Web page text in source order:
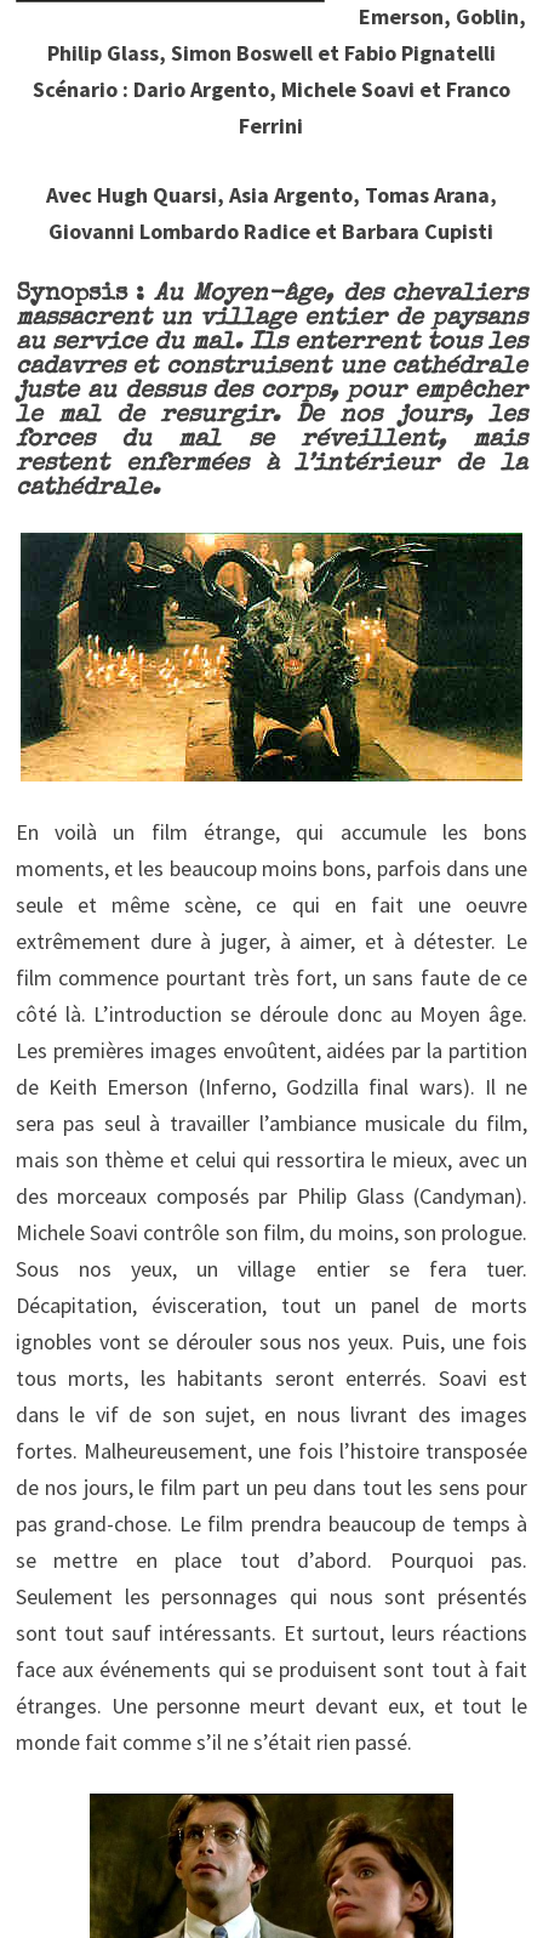
Emerson, Goblin,
Philip Glass, Simon Boswell et Fabio Pignatelli
Scénario : Dario Argento, Michele Soavi et Franco
Ferrini
Avec Hugh Quarsi, Asia Argento, Tomas Arana,
Giovanni Lombardo Radice et Barbara Cupisti
Synopsis :Au Moyen-âge, des chevaliers
massacrent un village entier de paysans
au service du mal. Ils enterrent tous les
cadavres et construisent une cathédrale
juste au dessus des corps, pour empêcher
le mal de resurgir. De nos jours, les
forces du mal se réveillent, mais
restent enfermées à l’intérieur de la
cathédrale.
En voilà un film étrange, qui accumule les bons
moments, et les beaucoup moins bons, parfois dans une
seule et même scène, ce qui en fait une oeuvre
extrêmement dure à juger, à aimer, et à détester. Le
film commence pourtant très fort, un sans faute de ce
côté là. L’introduction se déroule donc au Moyen âge.
Les premières images envoûtent, aidées par la partition
de Keith Emerson (Inferno, Godzilla final wars). Il ne
sera pas seul à travailler l’ambiance musicale du film,
mais son thème et celui qui ressortira le mieux, avec un
des morceaux composés par Philip Glass (Candyman).
Michele Soavi contrôle son film, du moins, son prologue.
Sous nos yeux, un village entier se fera tuer.
Décapitation, évisceration, tout un panel de morts
ignobles vont se dérouler sous nos yeux. Puis, une fois
tous morts, les habitants seront enterrés. Soavi est
dans le vif de son sujet, en nous livrant des images
fortes. Malheureusement, une fois l’histoire transposée
de nos jours, le film part un peu dans tout les sens pour
pas grand-chose. Le film prendra beaucoup de temps à
se mettre en place tout d’abord. Pourquoi pas.
Seulement les personnages qui nous sont présentés
sont tout sauf intéressants. Et surtout, leurs réactions
face aux événements qui se produisent sont tout à fait
étranges. Une personne meurt devant eux, et tout le
monde fait comme s’il ne s’était rien passé.